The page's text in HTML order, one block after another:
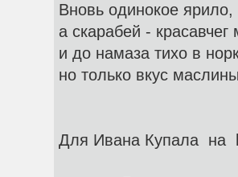
Вновь одинокое
а скарабей -
и до намаза тихо в
но только вкус
Для Ивана Купала на